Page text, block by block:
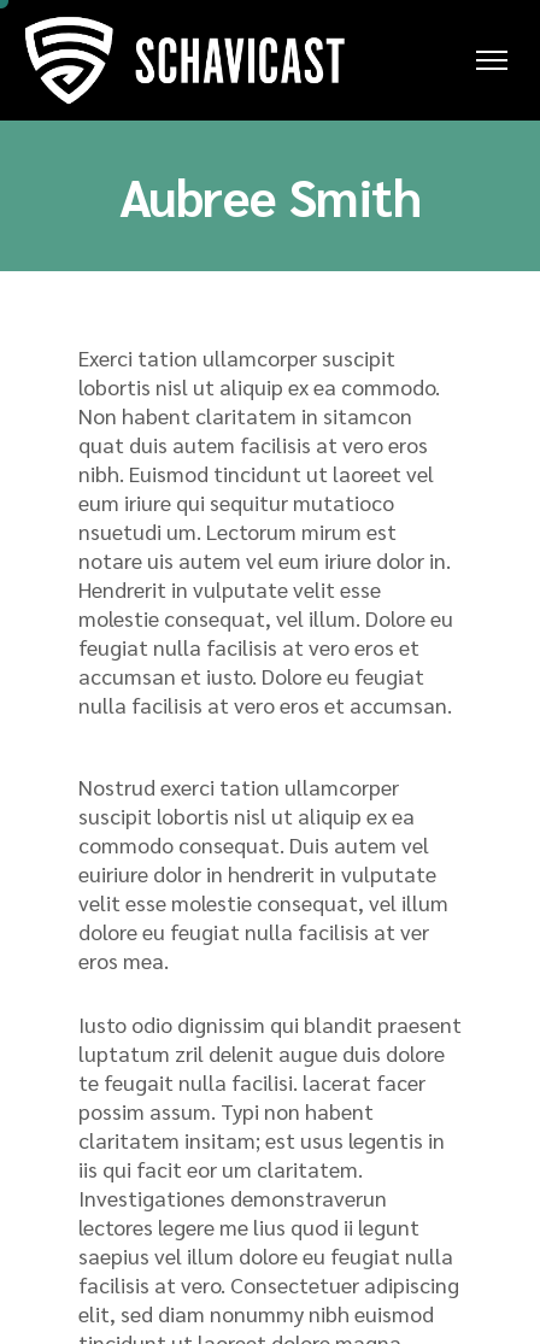
Aubree Smith
Exerci tation ullamcorper suscipit
lobortis nisl ut aliquip ex ea commodo.
Non habent claritatem in sitamcon
quat duis autem facilisis at vero eros
nibh. Euismod tincidunt ut laoreet vel
eum iriure qui sequitur mutatioco
nsuetudi um. Lectorum mirum est
notare uis autem vel eum iriure dolor in.
Hendrerit in vulputate velit esse
molestie consequat, vel illum. Dolore eu
feugiat nulla facilisis at vero eros et
accumsan et iusto. Dolore eu feugiat
nulla facilisis at vero eros et accumsan.
Nostrud exerci tation ullamcorper
suscipit lobortis nisl ut aliquip ex ea
commodo consequat. Duis autem vel
euiriure dolor in hendrerit in vulputate
velit esse molestie consequat, vel illum
dolore eu feugiat nulla facilisis at ver
eros mea.
Iusto odio dignissim qui blandit praesent
luptatum zril delenit augue duis dolore
te feugait nulla facilisi. lacerat facer
possim assum. Typi non habent
claritatem insitam; est usus legentis in
iis qui facit eor um claritatem.
Investigationes demonstraverun
lectores legere me lius quod ii legunt
saepius vel illum dolore eu feugiat nulla
facilisis at vero. Consectetuer adipiscing
elit, sed diam nonummy nibh euismod